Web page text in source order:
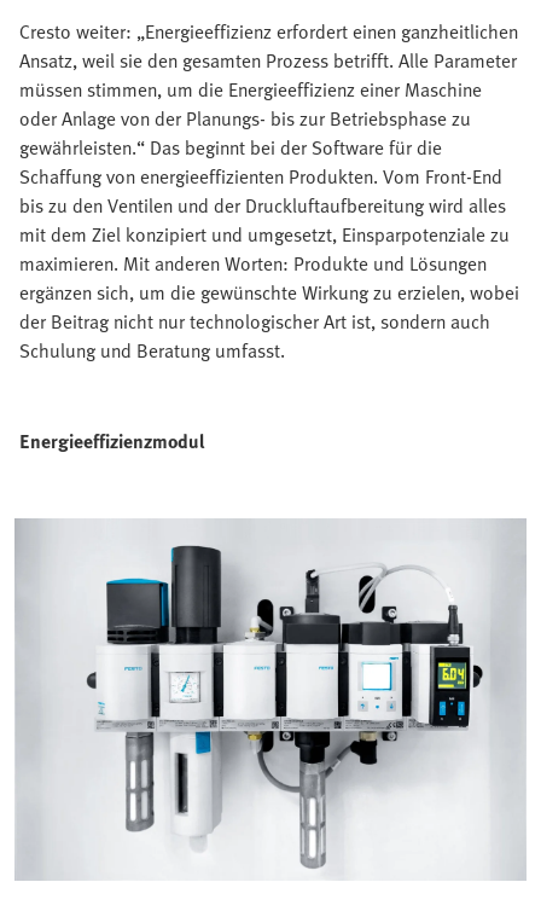
Cresto weiter: „Energieeffizienz erfordert einen ganzheitlichen
Ansatz, weil sie den gesamten Prozess betrifft. Alle Parameter
müssen stimmen, um die Energieeffizienz einer Maschine
oder Anlage von der Planungs- bis zur Betriebsphase zu
gewährleisten.“ Das beginnt bei der Software für die
Schaffung von energieeffizienten Produkten. Vom Front-End
bis zu den Ventilen und der Druckluftaufbereitung wird alles
mit dem Ziel konzipiert und umgesetzt, Einsparpotenziale zu
maximieren. Mit anderen Worten: Produkte und Lösungen
ergänzen sich, um die gewünschte Wirkung zu erzielen, wobei
der Beitrag nicht nur technologischer Art ist, sondern auch
Schulung und Beratung umfasst.
Energieeffizienzmodul